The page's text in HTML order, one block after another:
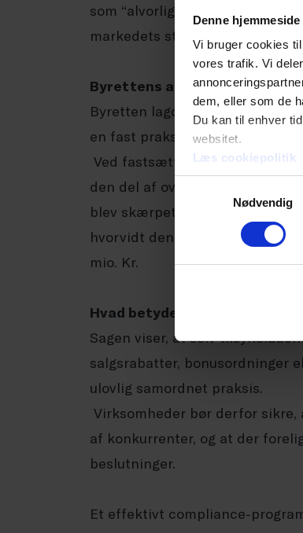
Denne
Vi bruger cookies
vores trafik. Vi
dem, eller som de
Du kan til enhver
websitet.
Læs cookiepolitik
Samtykkevalg
Nødvendig
som “alvorlig”, bl.a. fordi den
markedets største aktører.
Byrettens afgørelse
Byretten lagde i sin afgørelse
en fast praksis for
Ved fastsættelsen af bøden på
den del af overtrædelsen, som
blev skærpet. Dommen er
hvorvidt den er anket.
mio. Kr.
Hvad betyder dommen for
Sagen viser, at selv
salgsrabatter, bonusordninger
ulovlig samordnet praksis.
Virksomheder bør derfor
af konkurrenter, og at der
beslutninger.
Et effektivt compliance-